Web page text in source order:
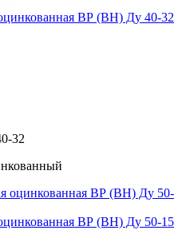
ВР (ВН) Ду 40-32
32
ВР (ВН) Ду 50-15